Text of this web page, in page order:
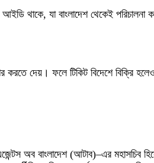
থাকে, যা বাংলাদেশ থেকেই
দেয়। ফলে টিকিট বিদেশে বিক্রি
অব বাংলাদেশ (আটাব)–এর মহাসচিব